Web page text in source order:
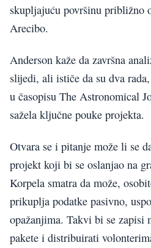
skupljajuću površinu približno
Arecibo.
Anderson kaže da završna
slijedi, ali ističe da su dva
u časopisu The Astronomical
sažela ključne pouke projekta.
Otvara se i pitanje može li se
projekt koji bi se oslanjao na
Korpela smatra da može,
prikuplja podatke pasivno,
opažanjima. Takvi bi se
pakete i distribuirati